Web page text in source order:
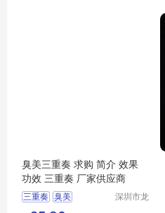
臭美三重奏 求购 简介 效果
功效 三重奏 厂家供应商
三重奏 臭美
臭美三重奏
深圳市龙